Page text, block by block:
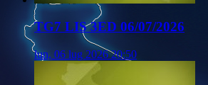
TG7 LIS 3ED 06/07/2026
lun, 06 lug 2026 20:50